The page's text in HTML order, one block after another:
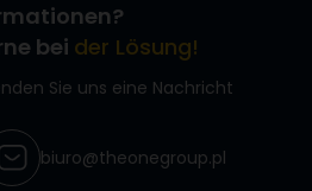
bei der Lösung!
Sie uns eine Nachricht
biuro@theonegroup.pl